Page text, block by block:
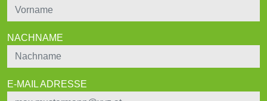
NACHNAME
E-MAIL ADRESSE